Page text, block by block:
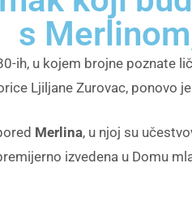
s
ih, u kojem brojne poznate
Ljiljane Zurovac, ponovo
Merlina, u njoj su
izvedena u Domu